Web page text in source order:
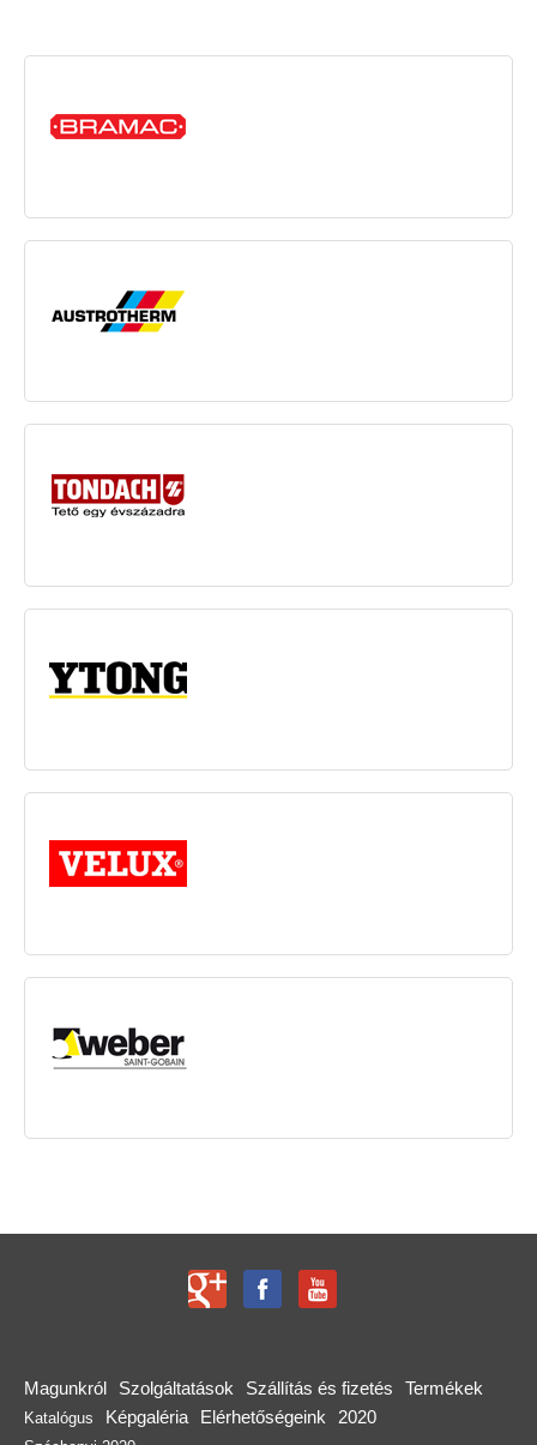
Magunkról Szolgáltatások Szállítás és fizetés Termékek
Katalógus Képgaléria Elérhetőségeink 2020